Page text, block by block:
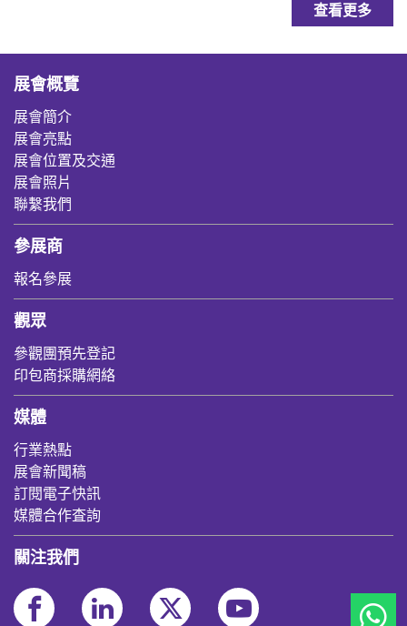
查看更多
展會概覽
展會簡介
展會亮點
展會位置及交通
展會照片
聯繫我們
參展商
報名參展
觀眾
參觀團預先登記
印包商採購網絡
媒體
行業熱點
展會新聞稿
訂閱電子快訊
媒體合作査詢
關注我們